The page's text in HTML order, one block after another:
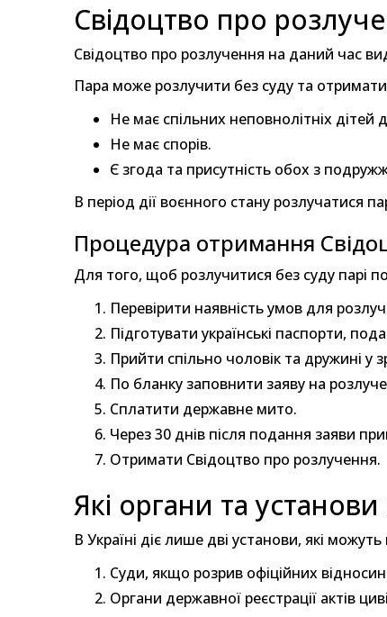
Свідоцтво про
Свідоцтво про розлучення на даний час
Пара може розлучити без суду та
Не має спільних неповнолітніх дітей
Не має спорів.
Є згода та присутність обох з
В період дії воєнного стану розлучатися
Процедура отримання
Для того, щоб розлучитися без суду парі
Перевірити наявність умов для
Підготувати українські паспорти,
Прийти спільно чоловік та дружині у
По бланку заповнити заяву на
Сплатити державне мито.
Через 30 днів після подання заяви
Отримати Свідоцтво про розлучення.
Які органи та
В Україні діє лише дві установи, які
Суди, якщо розрив офіційних
Органи державної реєстрації актів